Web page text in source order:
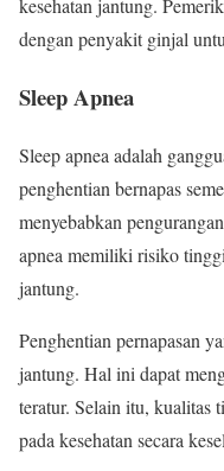
kesehatan jantung.
dengan penyakit ginjal
Sleep Apnea
Sleep apnea adalah
penghentian bernapas
menyebabkan
apnea memiliki risiko
jantung.
Penghentian pernapasan
jantung. Hal ini dapat
teratur. Selain itu, kualitas
pada kesehatan secara